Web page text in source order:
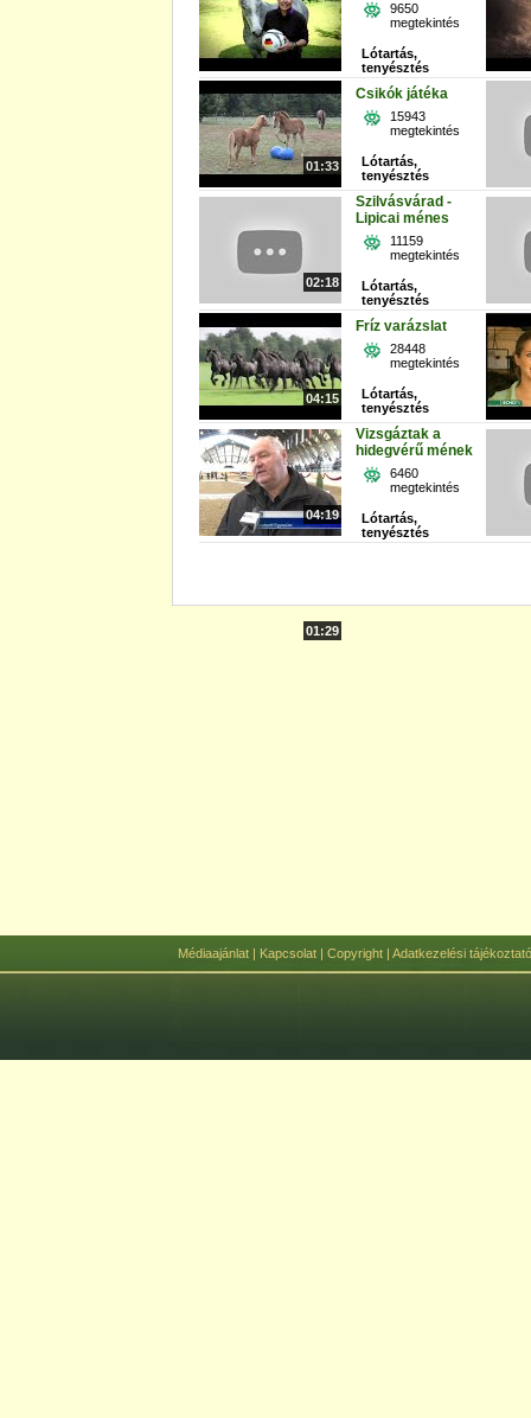
01:33
9650
megtekintés
Lótartás,
tenyésztés
02:18
Csikók játéka
15943
megtekintés
Lótartás,
tenyésztés
04:15
Szilvásvárad -
Lipicai ménes
11159
megtekintés
Lótartás,
tenyésztés
04:19
Fríz varázslat
28448
megtekintés
Lótartás,
tenyésztés
01:29
Vizsgáztak a
hidegvérű mének
6460
megtekintés
Lótartás,
tenyésztés
Médiaajánlat| Kapcsolat| Copyright| Adatkezelési tájékoztató